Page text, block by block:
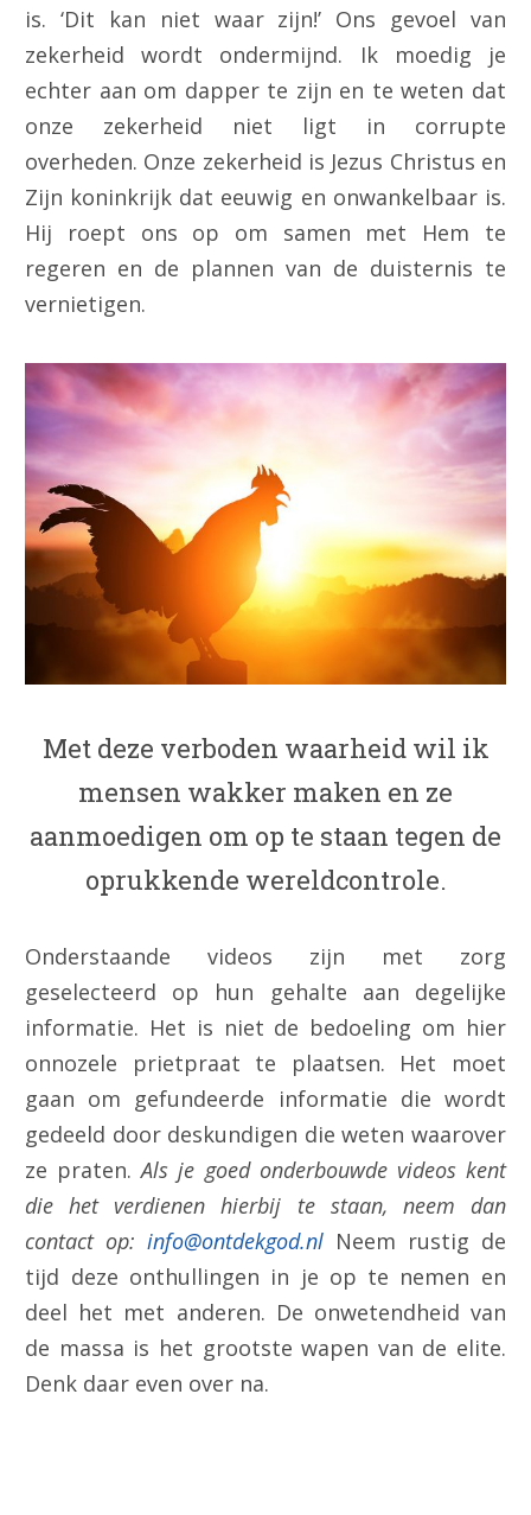
is. ‘Dit kan niet waar zijn!’ Ons gevoel van
zekerheid wordt ondermijnd. Ik moedig je
echter aan om dapper te zijn en te weten dat
onze zekerheid niet ligt in corrupte
overheden. Onze zekerheid is Jezus Christus en
Zijn koninkrijk dat eeuwig en onwankelbaar is.
Hij roept ons op om samen met Hem te
regeren en de plannen van de duisternis te
vernietigen.
Met deze verboden waarheid wil ik
mensen wakker maken en ze
aanmoedigen om op te staan tegen de
oprukkende wereldcontrole.
Onderstaande videos zijn met zorg
geselecteerd op hun gehalte aan degelijke
informatie. Het is niet de bedoeling om hier
onnozele prietpraat te plaatsen. Het moet
gaan om gefundeerde informatie die wordt
gedeeld door deskundigen die weten waarover
ze praten.Als je goed onderbouwde videos kent
die het verdienen hierbij te staan, neem dan
contact op:info@ontdekgod.nl Neem rustig de
tijd deze onthullingen in je op te nemen en
deel het met anderen. De onwetendheid van
de massa is het grootste wapen van de elite.
Denk daar even over na.